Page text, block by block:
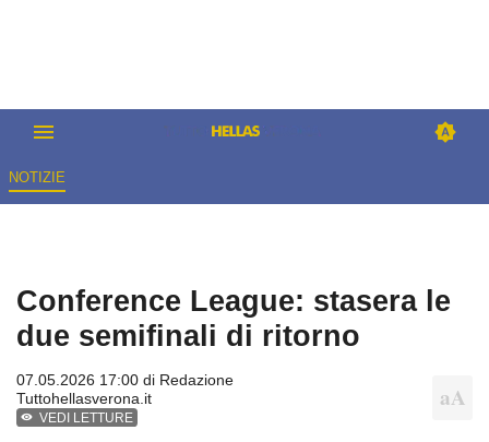
NOTIZIE
Conference League: stasera le
due semifinali di ritorno
07.05.2026 17:00 di Redazione
Tuttohellasverona.it
VEDI LETTURE